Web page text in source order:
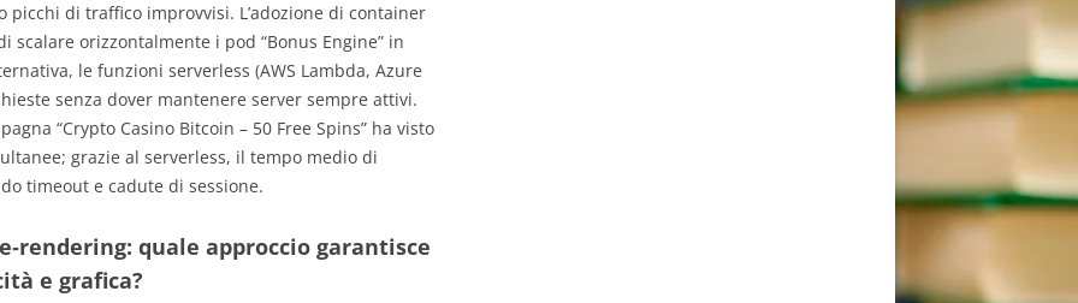
picchi di traffico improvvisi. L’adozione di container
orizzontalmente i pod “Bonus Engine” in
le funzioni serverless (AWS Lambda, Azure
senza dover mantenere server sempre attivi.
“Crypto Casino Bitcoin – 50 Free Spins” ha visto
grazie al serverless, il tempo medio di
timeout e cadute di sessione.
quale approccio garantisce
e grafica?